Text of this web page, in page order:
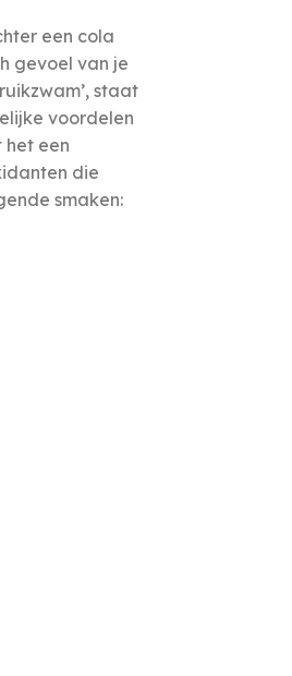
een cola
gevoel van je
staat
voordelen
een
die
smaken: